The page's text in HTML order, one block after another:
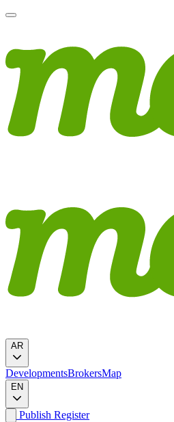
AR
DevelopmentsBrokersMap
EN
Publish Register